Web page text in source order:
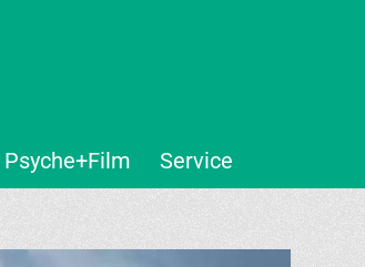
Psyche+Film Service